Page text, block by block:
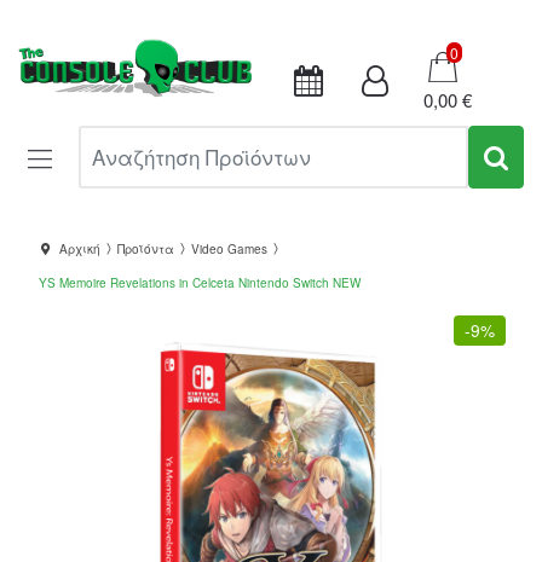
Καλάθι
0
0,00 €
Αρχική Προϊόντα
Video Games
YS Memoire Revelations in Celceta Nintendo Switch NEW
-9%